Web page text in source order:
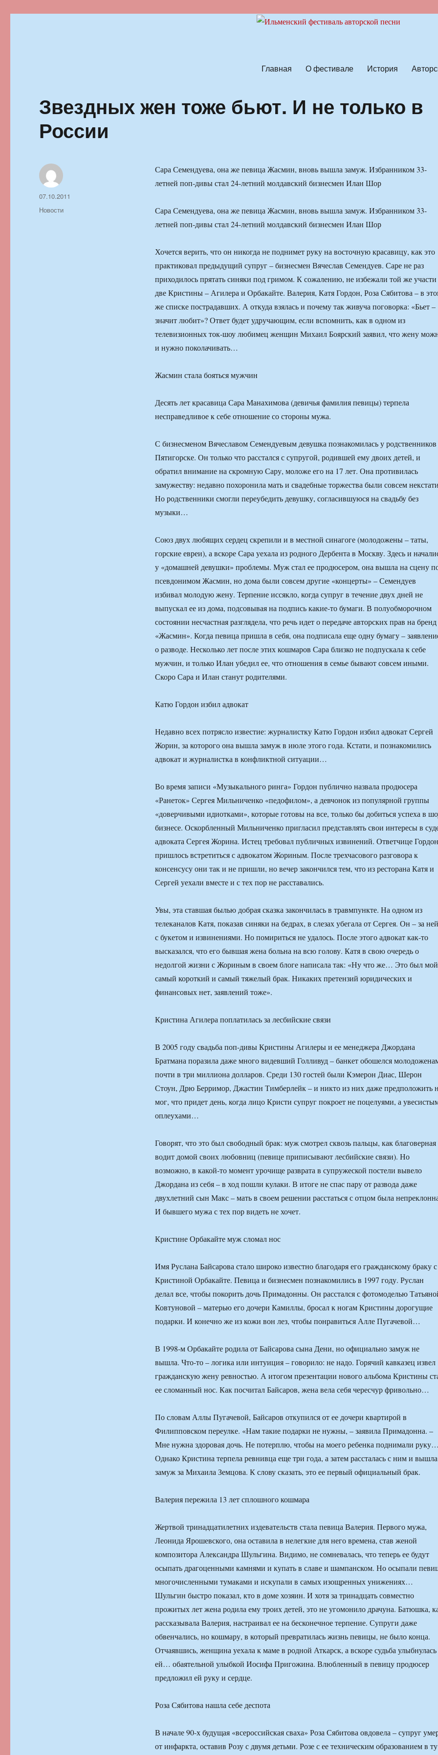
Главная О фестивале История
Звездных жен тоже бьют. И не только в
России
Сара Семендуева, она же певица Жасмин, вновь вышла замуж. Избранником 33-
летней поп-дивы стал 24-летний молдавский бизнесмен Илан Шор
Сара Семендуева, она же певица Жасмин, вновь вышла замуж. Избранником 33-
летней поп-дивы стал 24-летний молдавский бизнесмен Илан Шор
Хочется верить, что он никогда не поднимет руку на восточную красавицу, как это
практиковал предыдущий супруг – бизнесмен Вячеслав Семендуев. Саре не раз
приходилось прятать синяки под гримом. К сожалению, не избежали той же участи
две Кристины – Агилера и Орбакайте. Валерия, Катя Гордон, Роза Сябитова – в
же списке пострадавших. А откуда взялась и почему так живуча поговорка: «Бьет –
значит любит»? Ответ будет удручающим, если вспомнить, как в одном из
телевизионных ток-шоу любимец женщин Михаил Боярский заявил, что жену
и нужно поколачивать…
Жасмин стала бояться мужчин
Десять лет красавица Сара Манахимова (девичья фамилия певицы) терпела
несправедливое к себе отношение со стороны мужа.
С бизнесменом Вячеславом Семендуевым девушка познакомилась у родственников
Пятигорске. Он только что расстался с супругой, родившей ему двоих детей, и
обратил внимание на скромную Сару, моложе его на 17 лет. Она противилась
замужеству: недавно похоронила мать и свадебные торжества были совсем
Но родственники смогли переубедить девушку, согласившуюся на свадьбу без
музыки…
Союз двух любящих сердец скрепили и в местной синагоге (молодожены – таты,
горские евреи), а вскоре Сара уехала из родного Дербента в Москву. Здесь и
у «домашней девушки» проблемы. Муж стал ее продюсером, она вышла на сцену
псевдонимом Жасмин, но дома были совсем другие «концерты» – Семендуев
избивал молодую жену. Терпение иссякло, когда супруг в течение двух дней не
выпускал ее из дома, подсовывая на подпись какие-то бумаги. В полуобморочном
состоянии несчастная разглядела, что речь идет о передаче авторских прав на бренд
«Жасмин». Когда певица пришла в себя, она подписала еще одну бумагу –
о разводе. Несколько лет после этих кошмаров Сара близко не подпускала к себе
мужчин, и только Илан убедил ее, что отношения в семье бывают совсем иными.
Скоро Сара и Илан станут родителями.
Катю Гордон избил адвокат
Недавно всех потрясло известие: журналистку Катю Гордон избил адвокат Сергей
Жорин, за которого она вышла замуж в июле этого года. Кстати, и познакомились
адвокат и журналистка в конфликтной ситуации…
Во время записи «Музыкального ринга» Гордон публично назвала продюсера
«Ранеток» Сергея Мильниченко «педофилом», а девчонок из популярной группы
«доверчивыми идиотками», которые готовы на все, только бы добиться успеха в
бизнесе. Оскорбленный Мильниченко пригласил представлять свои интересы в
адвоката Сергея Жорина. Истец требовал публичных извинений. Ответчице Гордон
пришлось встретиться с адвокатом Жориным. После трехчасового разговора к
консенсусу они так и не пришли, но вечер закончился тем, что из ресторана Катя и
Сергей уехали вместе и с тех пор не расставались.
Увы, эта ставшая былью добрая сказка закончилась в травмпункте. На одном из
телеканалов Катя, показав синяки на бедрах, в слезах убегала от Сергея. Он – за
с букетом и извинениями. Но помириться не удалось. После этого адвокат как-то
высказался, что его бывшая жена больна на всю голову. Катя в свою очередь о
недолгой жизни с Жориным в своем блоге написала так: «Ну что же… Это был мой
самый короткий и самый тяжелый брак. Никаких претензий юридических и
финансовых нет, заявлений тоже».
Кристина Агилера поплатилась за лесбийские связи
В 2005 году свадьба поп-дивы Кристины Агилеры и ее менеджера Джордана
Братмана поразила даже много видевший Голливуд – банкет обошелся
почти в три миллиона долларов. Среди 130 гостей были Кэмерон Диас, Шерон
Стоун, Дрю Берримор, Джастин Тимберлейк – и никто из них даже предположить
мог, что придет день, когда лицо Кристи супруг покроет не поцелуями, а
оплеухами…
Говорят, что это был свободный брак: муж смотрел сквозь пальцы, как благоверная
водит домой своих любовниц (певице приписывают лесбийские связи). Но
возможно, в какой-то момент урочище разврата в супружеской постели вывело
Джордана из себя – в ход пошли кулаки. В итоге не спас пару от развода даже
двухлетний сын Макс – мать в своем решении расстаться с отцом была
И бывшего мужа с тех пор видеть не хочет.
Кристине Орбакайте муж сломал нос
Имя Руслана Байсарова стало широко известно благодаря его гражданскому браку с
Кристиной Орбакайте. Певица и бизнесмен познакомились в 1997 году. Руслан
делал все, чтобы покорить дочь Примадонны. Он расстался с фотомоделью
Ковтуновой – матерью его дочери Камиллы, бросал к ногам Кристины дорогущие
подарки. И конечно же из кожи вон лез, чтобы понравиться Алле Пугачевой…
В 1998-м Орбакайте родила от Байсарова сына Дени, но официально замуж не
вышла. Что-то – логика или интуиция – говорило: не надо. Горячий кавказец извел
гражданскую жену ревностью. А итогом презентации нового альбома Кристины
ее сломанный нос. Как посчитал Байсаров, жена вела себя чересчур фривольно…
По словам Аллы Пугачевой, Байсаров откупился от ее дочери квартирой в
Филипповском переулке. «Нам такие подарки не нужны, – заявила Примадонна. –
Мне нужна здоровая дочь. Не потерплю, чтобы на моего ребенка поднимали
Однако Кристина терпела ревнивца еще три года, а затем рассталась с ним и вышла
замуж за Михаила Земцова. К слову сказать, это ее первый официальный брак.
Валерия пережила 13 лет сплошного кошмара
Жертвой тринадцатилетних издевательств стала певица Валерия. Первого мужа,
Леонида Ярошевского, она оставила в нелегкие для него времена, став женой
композитора Александра Шульгина. Видимо, не сомневалась, что теперь ее будут
осыпать драгоценными камнями и купать в славе и шампанском. Но осыпали
многочисленными тумаками и искупали в самых изощренных унижениях…
Шульгин быстро показал, кто в доме хозяин. И хотя за тринадцать совместно
прожитых лет жена родила ему троих детей, это не угомонило драчуна. Батюшка,
рассказывала Валерия, настраивал ее на бесконечное терпение. Супруги даже
обвенчались, но кошмару, в который превратилась жизнь певицы, не было конца.
Отчаявшись, женщина уехала к маме в родной Аткарск, а вскоре судьба улыбнулась
ей… обаятельной улыбкой Иосифа Пригожина. Влюбленный в певицу продюсер
предложил ей руку и сердце.
Роза Сябитова нашла себе деспота
В начале 90-х будущая «всероссийская сваха» Роза Сябитова овдовела – супруг
от инфаркта, оставив Розу с двумя детьми. Розе с ее техническим образованием в ту
Автор
Опубликовано
07.10.2011
Рубрики
Новости